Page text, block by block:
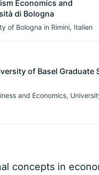
Economics and
di Bologna
of Bologna in Rimini, Italien
of Basel Graduate
and Economics,
concepts in